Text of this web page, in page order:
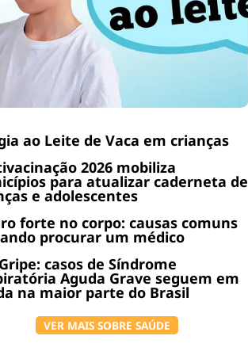
ao Leite de Vaca em crianças
2026 mobiliza
para atualizar caderneta de
e adolescentes
forte no corpo: causas comuns
procurar um médico
casos de Síndrome
Aguda Grave seguem em
na maior parte do Brasil
VER MAIS SOBRE SAÚDE